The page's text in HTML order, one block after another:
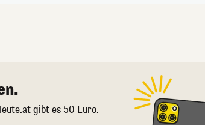
gibt es 50 Euro.